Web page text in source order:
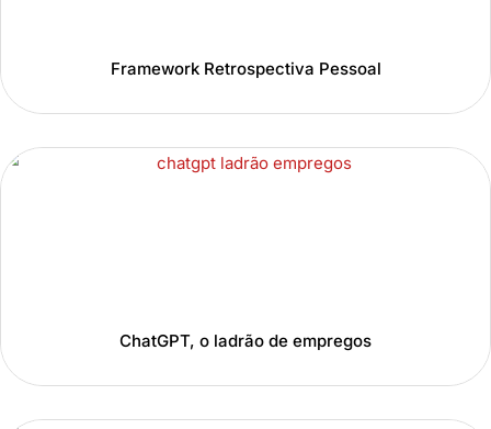
Framework Retrospectiva Pessoal
ChatGPT, o ladrão de empregos